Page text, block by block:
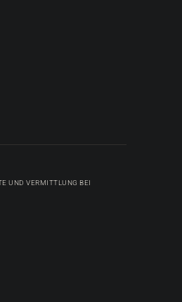
UND VERMITTLUNG BEI